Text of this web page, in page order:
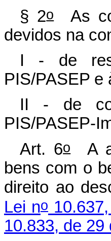
§ 2oAs
devidos na
I - de
PIS/PASEP e
II - de
PIS/PASEP-
Art. 6oA
bens com o
direito ao
Lei no10.637,
10.833, de 29